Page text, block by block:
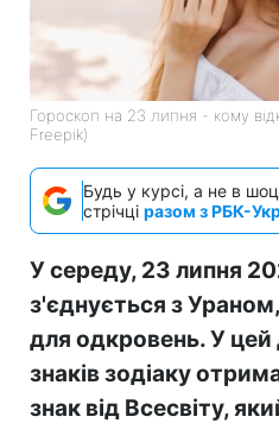
Гороскоп на 23 липня - кому
Freepik)
Будь у курсі, а не в
стрічці разом з РБК-
У середу, 23 липня
з'єднується з
для одкровень. У цей
знаків зодіаку
знак від Всесвіту,